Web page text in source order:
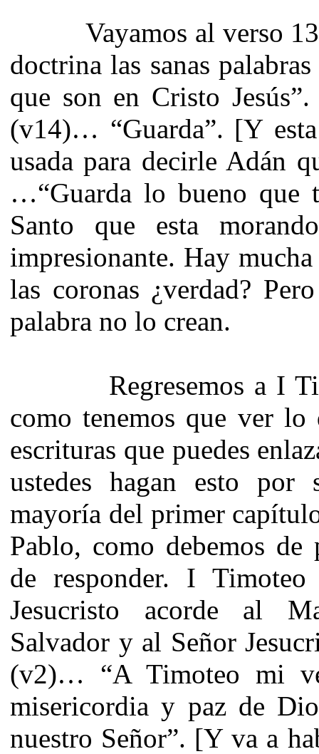
Vayamos al verso 13…
doctrina las sanas
que son en Cristo
(v14)… “Guarda”. [Y
usada para decirle Adán
…“Guarda lo bueno que
Santo que esta
impresionante. Hay
las coronas ¿verdad?
palabra no lo crean.
Regresemos a I
como tenemos que ver lo
escrituras que puedes
ustedes hagan esto
mayoría del primer
Pablo, como debemos de
de responder. I
Jesucristo acorde al
Salvador y al Señor
(v2)… “A Timoteo mi
misericordia y paz de
nuestro Señor”. [Y va a